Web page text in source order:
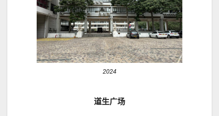
2024
道生广场